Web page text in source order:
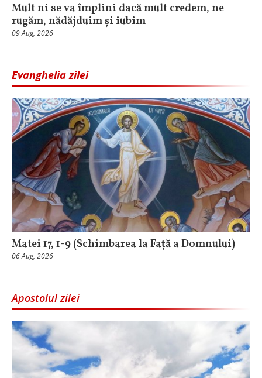
Mult ni se va împlini dacă mult credem, ne
rugăm, nădăjduim și iubim
09 Aug, 2026
Evanghelia zilei
Matei 17, 1-9 (Schimbarea la Față a Domnului)
06 Aug, 2026
Apostolul zilei